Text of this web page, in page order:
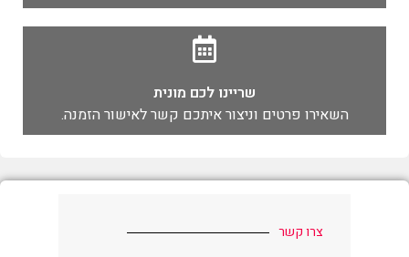
שריינו לכם מונית
השאירו פרטים וניצור איתכם קשר לאישור הזמנה.
צרו קשר